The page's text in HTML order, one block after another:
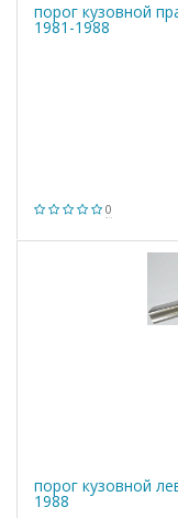
порог кузовной
1981-1988
0
порог кузовной
1988